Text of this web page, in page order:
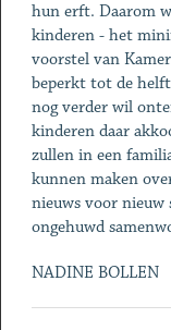
hun erft. Daarom
kinderen - het
voorstel van
beperkt tot de
nog verder wil
kinderen daar
zullen in een
kunnen maken
nieuws voor nieuw
ongehuwd
NADINE BOLLEN